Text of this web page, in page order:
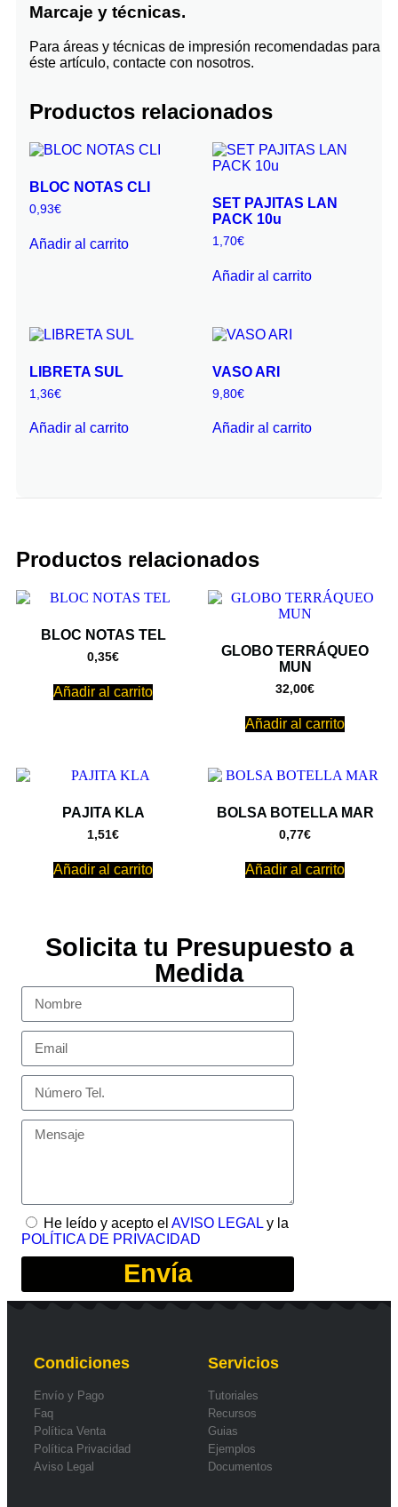
Marcaje y técnicas.
Para áreas y técnicas de impresión recomendadas para
éste artículo, contacte con nosotros.
Productos relacionados
BLOC NOTAS CLI
0,93€
Añadir al carrito
SET PAJITAS LAN
PACK 10u
1,70€
Añadir al carrito
LIBRETA SUL
1,36€
Añadir al carrito
VASO ARI
9,80€
Añadir al carrito
Productos relacionados
BLOC NOTAS TEL
0,35€
Añadir al carrito
GLOBO TERRÁQUEO
MUN
32,00€
Añadir al carrito
PAJITA KLA
1,51€
Añadir al carrito
BOLSA BOTELLA MAR
0,77€
Añadir al carrito
Solicita tu Presupuesto a
Medida
He leído y acepto el AVISO LEGAL y la
POLÍTICA DE PRIVACIDAD
Envía
Condiciones
Envío y Pago
Faq
Política Venta
Política Privacidad
Aviso Legal
Servicios
Tutoriales
Recursos
Guias
Ejemplos
Documentos